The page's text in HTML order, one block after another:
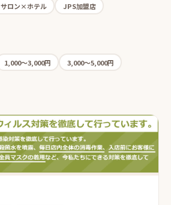
サロン×ホテル
JPS加盟店
1,000〜3,000円
3,000〜5,000円